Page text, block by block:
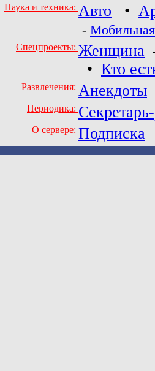
Наука и техника: Авто •
- Мобильная
Спецпроекты: Женщина
• Кто
Развлечения: Анекдоты
Периодика:
О сервере: Подписка